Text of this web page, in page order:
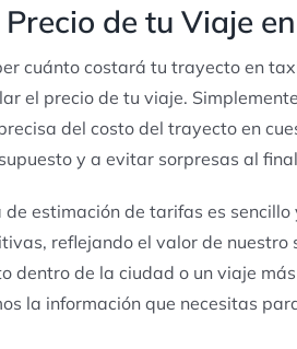
de tu Viaje
cuánto costará tu trayecto en
el precio de tu viaje.
del costo del trayecto en
y a evitar sorpresas al
de estimación de tarifas es
reflejando el valor de
dentro de la ciudad o un viaje
la información que necesitas